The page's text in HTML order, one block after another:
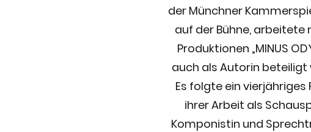
der Münchner
auf der Bühne, arbeitete
Produktionen „MINUS
auch als Autorin
Es folgte ein
ihrer Arbeit als
Komponistin und